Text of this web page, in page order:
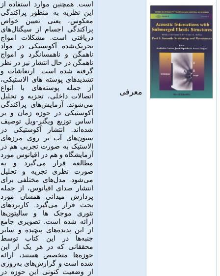
معرفی
است.همچنین موارد استفاده از
این نظریه به منظور پراکندگی
معکوس، یعنی تعیین خواص
پراکندگی اجسام از سیگنال‌های
دریافتی است.مشکلات امواج
تحریک‌شده آکوستیکی در مواد
ناهمگن و ناهمسانگرد و امواج
ناهمگن در حال انتشار نیز در نظر
گرفته شده است.ارتعاشات و
تشدیدهای پوسته های الاستیکی،
از جمله پوسته‌های با انواع
اتصالات داخلی، تجزیه و تحلیل
می‌شوند.آزمایش‌های پراکندگی
آکوستیکی در حوزه زمان و بر
اساس توزیع ویگنر-ویل توصیف
شده‌اند .انتشار آکوستیکی در
ستون‌های آب بر روی مرزهای
الاستیک به صورت تجربی هم در
آزمایشگاه و هم در اقیانوس مورد
مطالعه قرار می‌گیرد و به
صورت نظری تجزیه و تحلیل
می‌شود.مدل‌های مختلفی برای
انتشار صدای اقیانوس، از جمله
پردازش میدانی همسان مورد
بحث قرار می‌گیرد. کاربردهای
تئوری موجک ها و سالیتون‌ها
ارائه شده است.تصویری جامع
از این پدیده‌های پیچیده و سایر
جنبه‌ها در این کتاب توسط
محققانی که در هر یک از این
حوزه‌ها متخصص هستند، ارائه
شده است و گزارش‌های به‌روزی
از وضعیت کنونی این حوزه در